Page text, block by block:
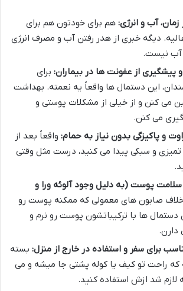
آب و انرژی: هم برای خودتون هم برای
دیگه خبری از هدر رفتن آب و مصرف انرژی
آب نیست.
از عفونت ها در بیماران: برای
این دستمال ها واقعاً یه نعمته. بهداشت
می کنن و از خیلی از مشکلات پوستی و
می کنن.
و پاکیزگی بدون نیاز به حمام: واقعاً بعد از
و سبکی پیدا می کنید، درست مثل وقتی
پوست (به دلیل وجود آلوئه ورا و
صابون های معمولی که ممکنه پوست رو
ها با ترکیباتشون پوست رو نرم و
دارن.
برای سفر و استفاده در خارج از منزل: بسته
راحت تو کیف یا کوله پشتی جا میشه و می
لازم شد ازش استفاده کنید.